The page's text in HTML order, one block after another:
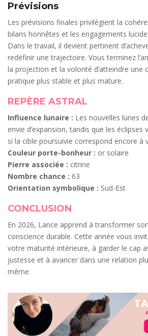
Prévisions
Les prévisions finales privilégient la
bilans honnêtes et les engagements
Dans le travail, il devient pertinent
redéfinir une trajectoire. Vous terminez
la projection et la volonté d’atteindre une
pratique plus stable et plus mature.
REPÈRE ASTRAL
Influence lunaire : Les nouvelles lunes
envie d’expansion, tandis que les
si la cible poursuivie correspond encore à
Couleur porte-bonheur : or solaire
Pierre associée : citrine
Nombre chance : 63
Orientation symbolique : Sud-Est
CONCLUSION
En 2026, Lance apprend à transformer
conscience durable. Cette année vous
votre maturité intérieure, à garder le cap
justesse et à avancer dans une relation
même.